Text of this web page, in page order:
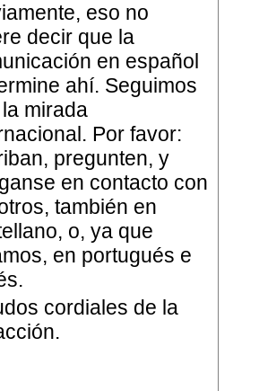
eso no
decir que la
en español
ahí. Seguimos
mirada
Por favor:
pregunten, y
en contacto con
también en
o, ya que
en portugués e
cordiales de la